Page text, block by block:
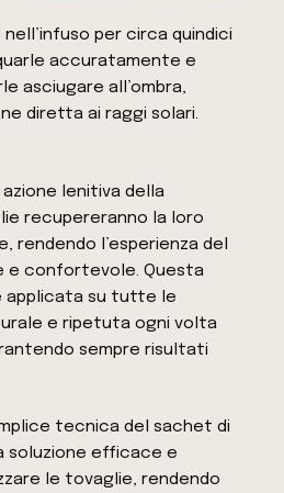
per circa quindici
accuratamente e
asciugare all’ombra,
diretta ai raggi solari.
lenitiva della
recupereranno la loro
rendendo l’esperienza del
e confortevole. Questa
applicata su tutte le
e ripetuta ogni volta
sempre risultati
tecnica del sachet di
soluzione efficace e
le tovaglie, rendendo